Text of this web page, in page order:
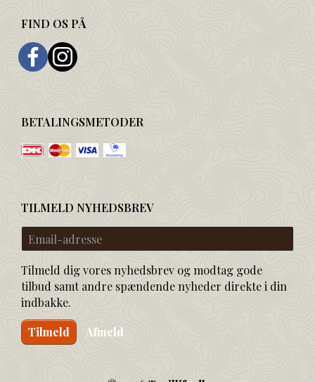
FIND OS PÅ
BETALINGSMETODER
TILMELD NYHEDSBREV
Email-
adresse
Tilmeld dig vores nyhedsbrev og modtag gode
tilbud samt andre spændende nyheder direkte i din
indbakke.
Tilmeld Afmeld